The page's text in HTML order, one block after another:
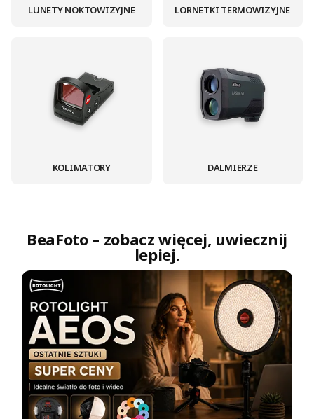
LUNETY NOKTOWIZYJNE LORNETKI TERMOWIZYJNE
KOLIMATORY DALMIERZE
BeaFoto – zobacz więcej, uwiecznij
lepiej.